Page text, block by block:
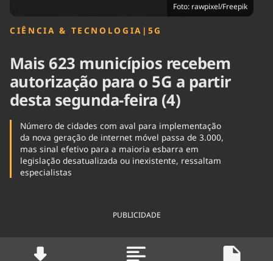
Foto: rawpixel/Freepik
CIÊNCIA & TECNOLOGIA | 5G
Mais 623 municípios recebem
autorização para o 5G a partir
desta segunda-feira (4)
Número de cidades com aval para implementação
da nova geração de internet móvel passa de 3.000,
mas sinal efetivo para a maioria esbarra em
legislação desatualizada ou inexistente, ressaltam
especialistas
PUBLICIDADE